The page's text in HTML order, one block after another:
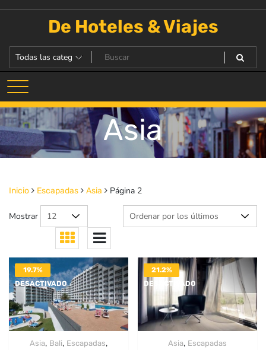
De Hoteles & Viajes
Asia
Inicio Escapadas Asia Página 2
Mostrar
19.7%
DESACTIVADO
Asia, Bali, Escapadas,
21.2%
DESACTIVADO
Asia, Escapadas